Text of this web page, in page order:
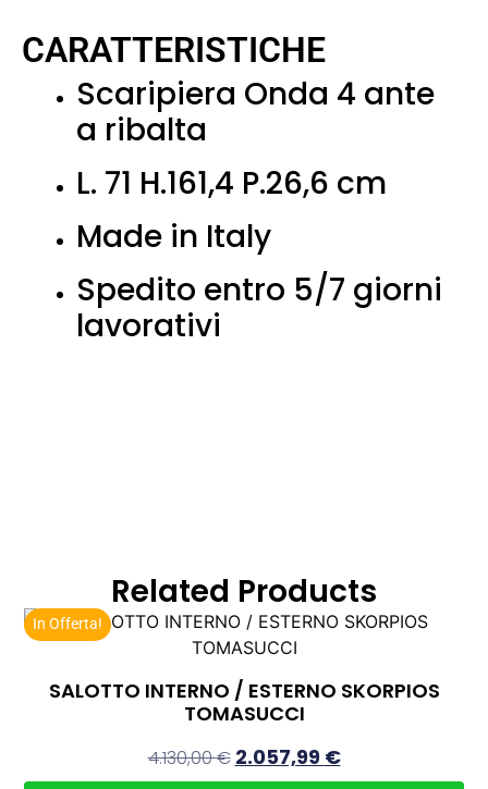
CARATTERISTICHE
Scaripiera Onda 4 ante
a ribalta
L. 71 H.161,4 P.26,6 cm
Made in Italy
Spedito entro 5/7 giorni
lavorativi
Related Products
In Offerta!
SALOTTO INTERNO / ESTERNO SKORPIOS
TOMASUCCI
4.130,00€ 2.057,99 €